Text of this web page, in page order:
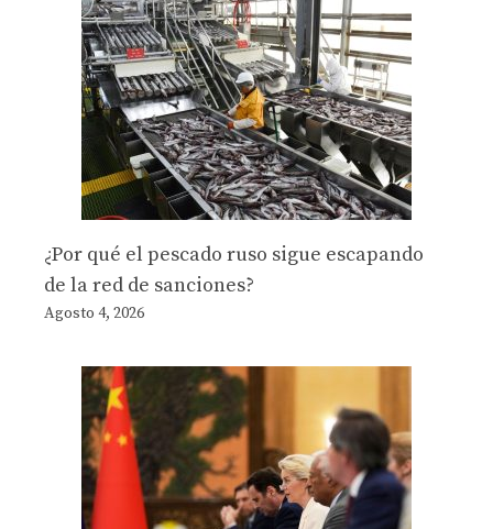
¿Por qué el pescado ruso sigue escapando
de la red de sanciones?
Agosto 4, 2026